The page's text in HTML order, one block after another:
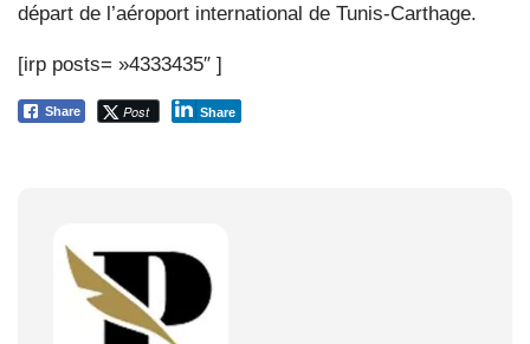
départ de l’aéroport international de Tunis-Carthage.
[irp posts= »4333435″ ]
Share Post Share